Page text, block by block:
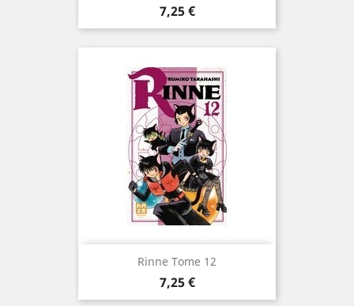
Prix
7,25 €
Rinne Tome 12
Prix
7,25 €